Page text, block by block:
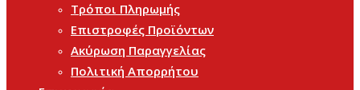
Τρόποι Πληρωμής
Επιστροφές Προϊόντων
Ακύρωση Παραγγελίας
Πολιτική Απορρήτου